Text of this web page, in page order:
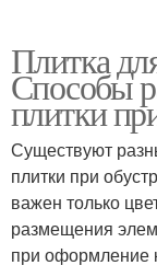
Плитка
Способы
плитки
Существуют
плитки при
важен только
размещения
при оформление